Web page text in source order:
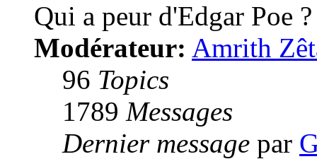
Qui a peur d'Edgar Poe ?
Modérateur: Amrith
96 Topics
1789 Messages
Dernier message par